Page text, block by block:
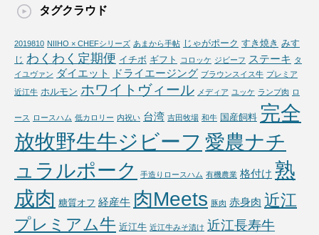
タグクラウド
2019810 NIIHO × CHEFシリーズ あまから手帖 じゃがポーク すき焼き みす
じ わくわく定期便 イチボ ギフト コロッケ ジビーフ ステーキ タ
イユヴァン ダイエット ドライエージング ブラウンスイス牛 プレミア
近江牛 ホルモン ホワイトヴィール メディア ユッケ ランプ肉 ロ
ース ロースハム 低カロリー 内祝い 台湾 吉田牧場 和牛 国産飼料 完全
放牧野生牛ジビーフ 愛農ナチ
ュラルポーク
手造りロースハム 有機農業 格付け 熟
成肉 糖質オフ 経産牛 肉Meets 豚肉 赤身肉 近江
プレミアム牛 近江牛 近江牛みそ漬け 近江長寿牛